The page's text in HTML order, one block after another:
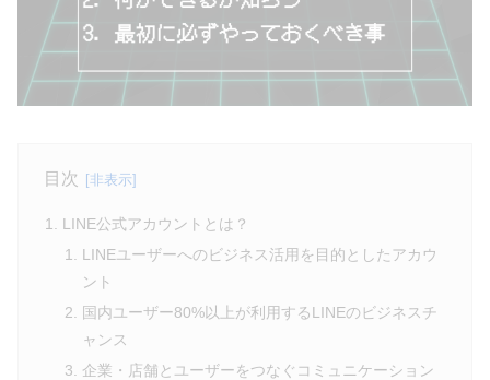
目次
LINE公式アカウントとは？
LINEユーザーへのビジネス活用を目的としたアカウ
ント
国内ユーザー80%以上が利用するLINEのビジネスチ
ャンス
企業・店舗とユーザーをつなぐコミュニケーション